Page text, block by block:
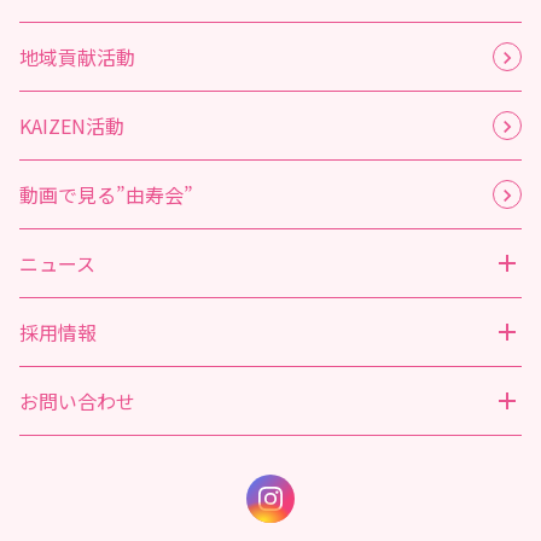
地域貢献活動
KAIZEN活動
動画で見る”由寿会”
ニュース
採用情報
お問い合わせ